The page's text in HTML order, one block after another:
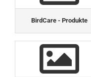
BirdCare - Produkte